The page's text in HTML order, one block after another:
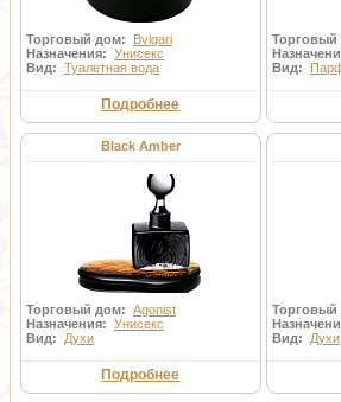
Торговый дом: Bvlgari
Назначения: Унисекс
Вид: Туалетная вода
Подробнее
Вид:
Black Amber
Торговый дом: Agonist
Назначения: Унисекс
Вид: Духи
Подробнее
Вид: Духи